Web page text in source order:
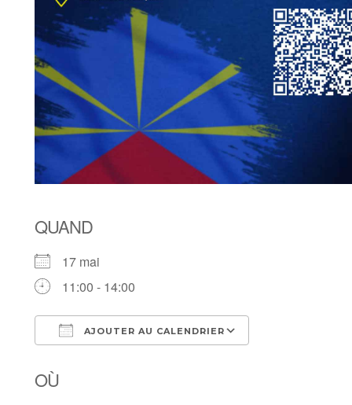
QUAND
17 mai
11:00 - 14:00
AJOUTER AU CALENDRIER
OÙ